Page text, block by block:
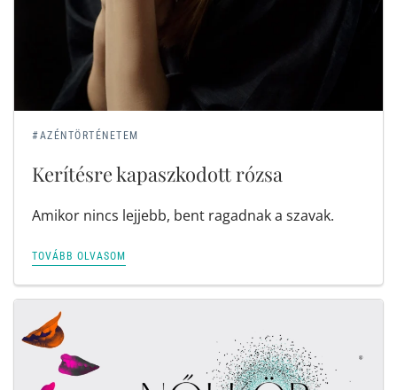
#AZÉNTÖRTÉNETEM
Kerítésre kapaszkodott rózsa
Amikor nincs lejjebb, bent ragadnak a szavak.
TOVÁBB OLVASOM